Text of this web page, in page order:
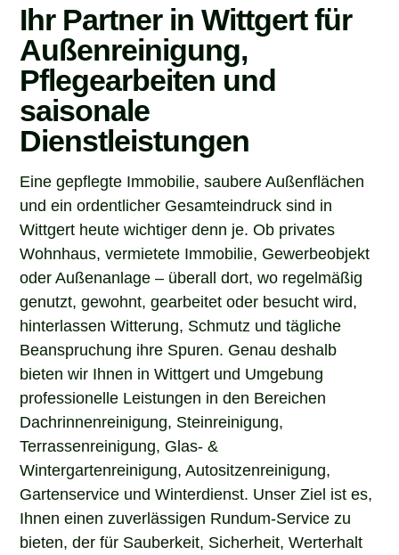
Ihr Partner in Wittgert für
Außenreinigung,
Pflegearbeiten und
saisonale
Dienstleistungen
Eine gepflegte Immobilie, saubere Außenflächen
und ein ordentlicher Gesamteindruck sind in
Wittgert heute wichtiger denn je. Ob privates
Wohnhaus, vermietete Immobilie, Gewerbeobjekt
oder Außenanlage – überall dort, wo regelmäßig
genutzt, gewohnt, gearbeitet oder besucht wird,
hinterlassen Witterung, Schmutz und tägliche
Beanspruchung ihre Spuren. Genau deshalb
bieten wir Ihnen in Wittgert und Umgebung
professionelle Leistungen in den Bereichen
Dachrinnenreinigung, Steinreinigung,
Terrassenreinigung, Glas- &
Wintergartenreinigung, Autositzenreinigung,
Gartenservice und Winterdienst. Unser Ziel ist es,
Ihnen einen zuverlässigen Rundum-Service zu
bieten, der für Sauberkeit, Sicherheit, Werterhalt